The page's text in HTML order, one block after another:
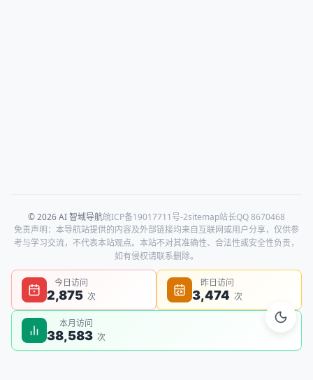
© 2026 AI 智域导航皖ICP备19017711号-2sitemap站长QQ 8670468
免责声明：本导航站提供的内容及外部链接均来自互联网或用户分享，仅供参
考与学习交流，不代表本站观点。本站不对其准确性、合法性或安全性负责，
如有侵权请联系删除。
今日访问
2,875 次
昨日访问
3,474 次
本月访问
38,583 次